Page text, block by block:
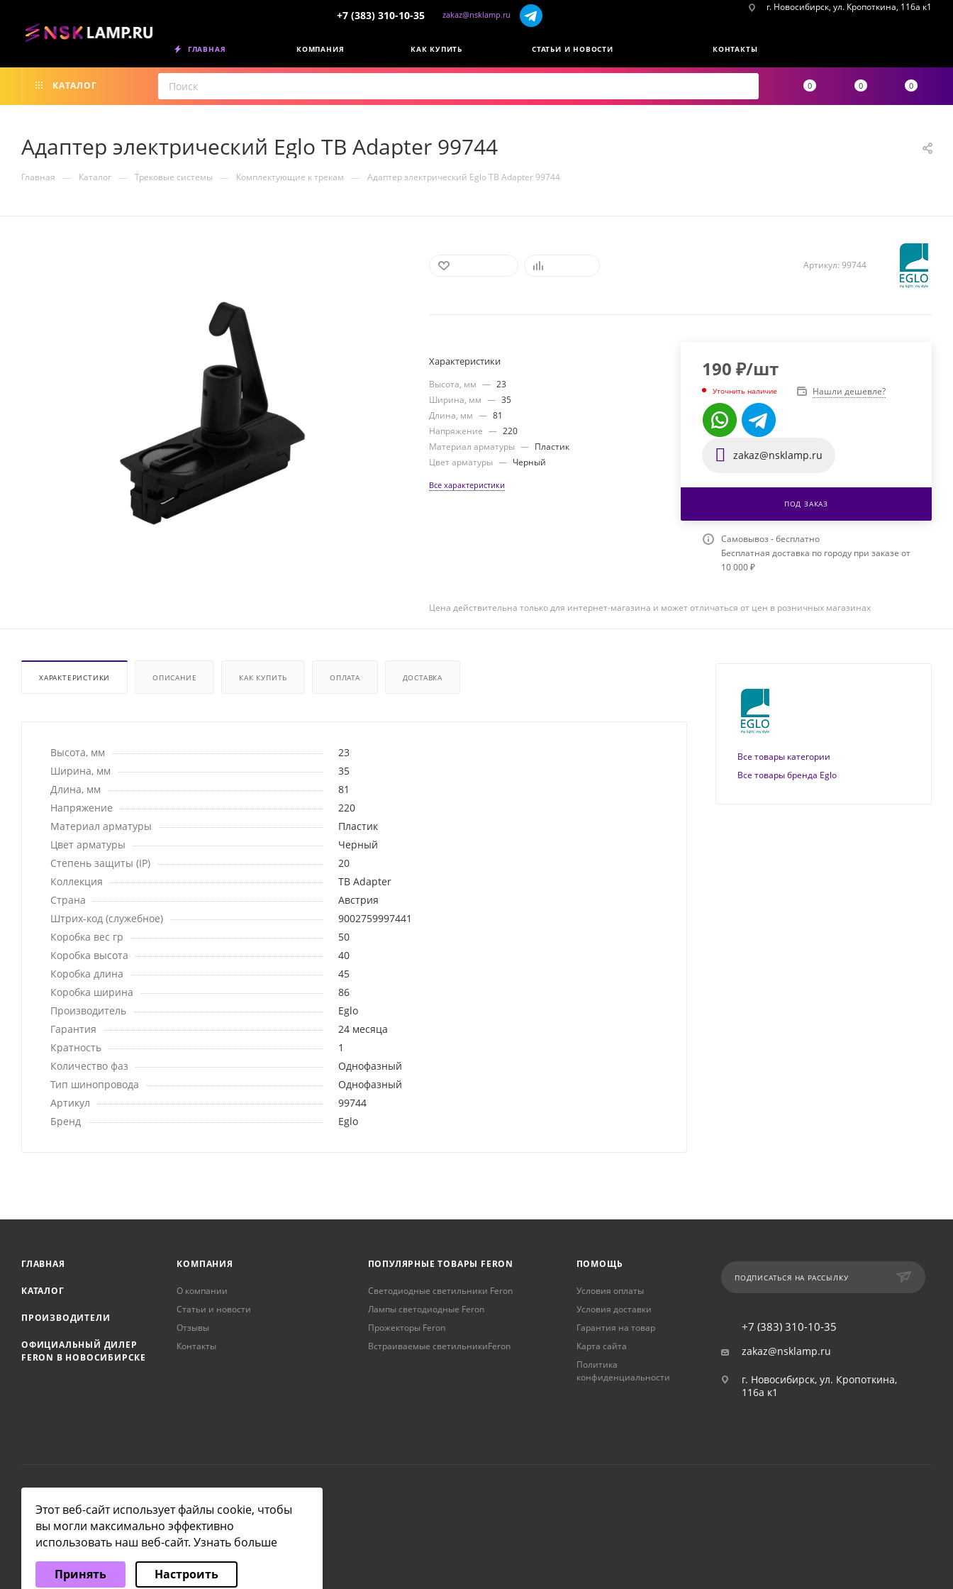
+7 (383) 310-10-35 zakaz@nsklamp.ru
г. Новосибирск, ул. Кропоткина, 116а к1
ГЛАВНАЯ КОМПАНИЯ КАК КУПИТЬ СТАТЬИ И НОВОСТИ КОНТАКТЫ
0 0 0
КАТАЛОГ
Адаптер электрический Eglo TB Adapter 99744
Главная — Каталог — Трековые системы — Комплектующие к трекам — Адаптер электрический Eglo TB Adapter 99744
Артикул: 99744
Характеристики
Высота, мм — 23
Ширина, мм — 35
Длина, мм — 81
Напряжение — 220
Материал арматуры — Пластик
Цвет арматуры — Черный
Все характеристики
190 ₽/шт
Уточнить наличие Нашли дешевле?
zakaz@nsklamp.ru
ПОД ЗАКАЗ
Самовывоз - бесплатно
Бесплатная доставка по городу при заказе от
10 000 ₽
Цена действительна только для интернет-магазина и может отличаться от цен в розничных магазинах
ХАРАКТЕРИСТИКИ ОПИСАНИЕ КАК КУПИТЬ ОПЛАТА ДОСТАВКА
Высота, мм
23
Ширина, мм
35
Длина, мм
81
Напряжение
220
Материал арматуры
Пластик
Цвет арматуры
Черный
Степень защиты (IP)
20
Коллекция
TB Adapter
Страна
Австрия
Штрих-код (служебное)
9002759997441
Коробка вес гр
50
Коробка высота
40
Коробка длина
45
Коробка ширина
86
Производитель
Eglo
Гарантия
24 месяца
Кратность
1
Количество фаз
Однофазный
Тип шинопровода
Однофазный
Артикул
99744
Бренд
Eglo
Все товары категории
Все товары бренда Eglo
ГЛАВНАЯ
КАТАЛОГ
ПРОИЗВОДИТЕЛИ
ОФИЦИАЛЬНЫЙ ДИЛЕР
FERON В НОВОСИБИРСКЕ
КОМПАНИЯ
О компании
Статьи и новости
Отзывы
Контакты
ПОПУЛЯРНЫЕ ТОВАРЫ FERON
Светодиодные светильники Feron
Лампы светодиодные Feron
Прожекторы Feron
Встраиваемые светильникиFeron
ПОМОЩЬ
Условия оплаты
Условия доставки
Гарантия на товар
Карта сайта
Политика
конфиденциальности
ПОДПИСАТЬСЯ НА РАССЫЛКУ
+7 (383) 310-10-35
zakaz@nsklamp.ru
г. Новосибирск, ул. Кропоткина,
116а к1
2026 © NSKLAMP
Этот веб-сайт использует файлы cookie, чтобы
вы могли максимально эффективно
использовать наш веб-сайт. Узнать больше
Минимальные Аналитические/Функциональные
Принять Настроить